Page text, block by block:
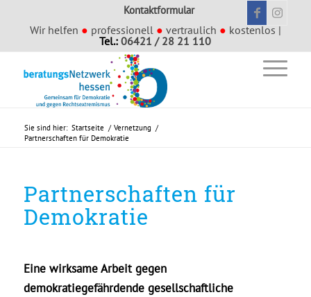
Kontaktformular
Wir helfen ● professionell ● vertraulich ● kostenlos |
Tel.:06421 / 28 21 110
Sie sind hier: Startseite / Vernetzung /
Partnerschaften für Demokratie
Partnerschaften für
Demokratie
Eine wirksame Arbeit gegen
demokratiegefährdende gesellschaftliche